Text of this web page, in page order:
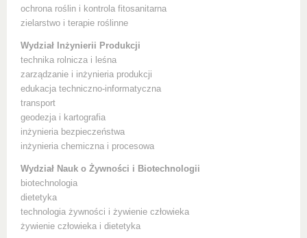
ochrona roślin i kontrola fitosanitarna
zielarstwo i terapie roślinne
Wydział Inżynierii Produkcji
technika rolnicza i leśna
zarządzanie i inżynieria produkcji
edukacja techniczno-informatyczna
transport
geodezja i kartografia
inżynieria bezpieczeństwa
inżynieria chemiczna i procesowa
Wydział Nauk o Żywności i Biotechnologii
biotechnologia
dietetyka
technologia żywności i żywienie człowieka
żywienie człowieka i dietetyka